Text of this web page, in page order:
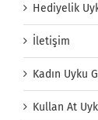
Hediyelik
İletişim
Kadın Uyku
Kullan At